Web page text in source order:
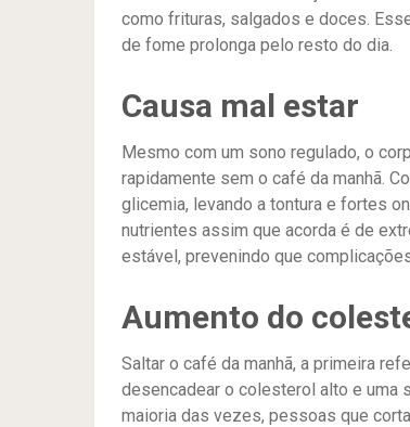
como frituras, salgados e doces.
de fome prolonga pelo resto do dia.
Causa mal estar
Mesmo com um sono regulado, o
rapidamente sem o café da manhã.
glicemia, levando a tontura e fortes
nutrientes assim que acorda é de
estável, prevenindo que
Aumento do
Saltar o café da manhã, a primeira
desencadear o colesterol alto e uma
maioria das vezes, pessoas que